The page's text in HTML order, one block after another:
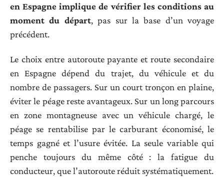
en Espagne implique de vérifier les conditions au
moment du départ, pas sur la base d’un voyage
précédent.
Le choix entre autoroute payante et route secondaire
en Espagne dépend du trajet, du véhicule et du
nombre de passagers. Sur un court tronçon en plaine,
éviter le péage reste avantageux. Sur un long parcours
en zone montagneuse avec un véhicule chargé, le
péage se rentabilise par le carburant économisé, le
temps gagné et l’usure évitée. La seule variable qui
penche toujours du même côté : la fatigue du
conducteur, que l’autoroute réduit systématiquement.